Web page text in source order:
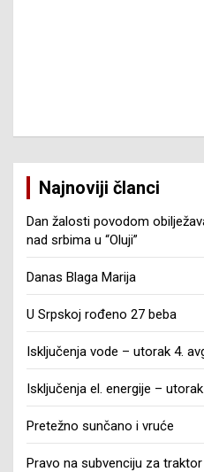
Najnoviji članci
Dan žalosti povodom
nad srbima u “Oluji”
Danas Blaga Marija
U Srpskoj rođeno 27 beba
Isključenja vode – utorak 4.
Isključenja el. energije –
Pretežno sunčano i vruće
Pravo na subvenciju za